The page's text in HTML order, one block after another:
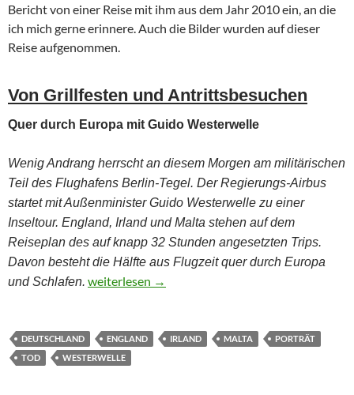
Bericht von einer Reise mit ihm aus dem Jahr 2010 ein, an die
ich mich gerne erinnere. Auch die Bilder wurden auf dieser
Reise aufgenommen.
Von Grillfesten und Antrittsbesuchen
Quer durch Europa mit Guido Westerwelle
Wenig Andrang herrscht an diesem Morgen am militärischen
Teil des Flughafens Berlin-Tegel. Der Regierungs-Airbus
startet mit Außenminister Guido Westerwelle zu einer
Inseltour. England, Irland und Malta stehen auf dem
Reiseplan des auf knapp 32 Stunden angesetzten Trips.
Davon besteht die Hälfte aus Flugzeit quer durch Europa
und Schlafen. Zum Tod von Guido Westerwelle
weiterlesen →
DEUTSCHLAND ENGLAND IRLAND MALTA
PORTRÄT
TOD
WESTERWELLE